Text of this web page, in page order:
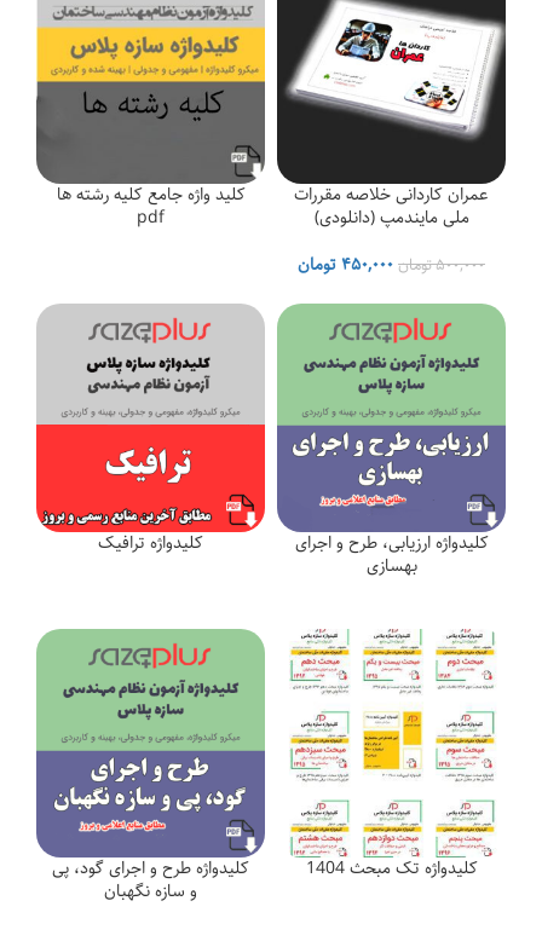
عمران کاردانی خلاصه مقررات
ملی مایندمپ (دانلودی)
۵۰۰,۰۰۰تومانقیمت
۵۰۰,۰۰۰ تومان
بود.
۴۵۰,۰۰۰تومانقیمت
۴۵۰,۰۰۰ تومان
است.
کلید واژه جامع کلیه رشته ها
pdf
کلیدواژه ارزیابی، طرح و اجرای
بهسازی
کلیدواژه ترافیک
کلیدواژه تک مبحث 1404 کلیدواژه طرح و اجرای گود، پی
و سازه نگهبان